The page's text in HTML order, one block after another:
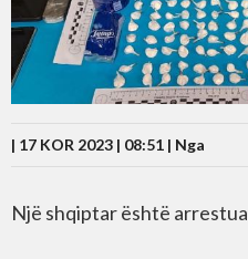
| 17 KOR 2023 | 08:51 | Nga
Një shqiptar është